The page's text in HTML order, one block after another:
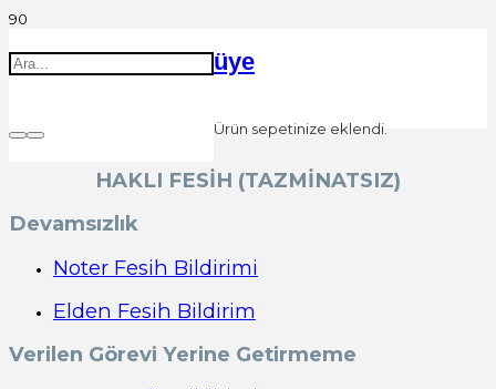
üye
Ürün sepetinize eklendi.
HAKLI FESİH (TAZMİNATSIZ)
Devamsızlık
Noter Fesih Bildirimi
Elden Fesih Bildirim
Verilen Görevi Yerine Getirmeme